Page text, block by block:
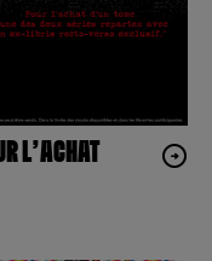
L’ACHAT